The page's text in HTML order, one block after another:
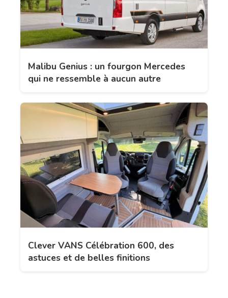
Malibu Genius : un fourgon Mercedes
qui ne ressemble à aucun autre
Clever VANS Célébration 600, des
astuces et de belles finitions